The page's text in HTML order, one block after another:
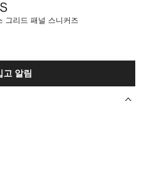
그리드 패널 스니커즈
고 알림